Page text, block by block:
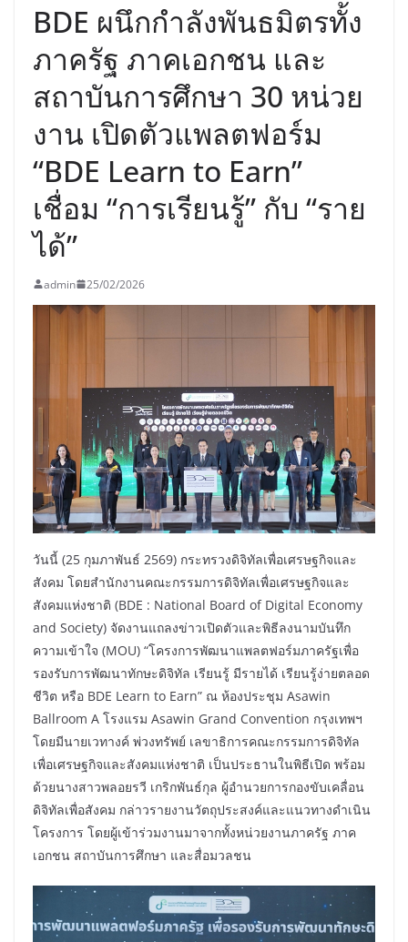
BDE ผนึกกำลังพันธมิตรทั้ง
ภาครัฐ ภาคเอกชน และ
สถาบันการศึกษา 30 หน่วย
งาน เปิดตัวแพลตฟอร์ม
“BDE Learn to Earn”
เชื่อม “การเรียนรู้” กับ “ราย
ได้”
admin 25/02/2026
วันนี้ (25 กุมภาพันธ์ 2569) กระทรวงดิจิทัลเพื่อเศรษฐกิจและ
สังคม โดยสำนักงานคณะกรรมการดิจิทัลเพื่อเศรษฐกิจและ
สังคมแห่งชาติ (BDE : National Board of Digital Economy
and Society) จัดงานแถลงข่าวเปิดตัวและพิธีลงนามบันทึก
ความเข้าใจ (MOU) “โครงการพัฒนาแพลตฟอร์มภาครัฐเพื่อ
รองรับการพัฒนาทักษะดิจิทัล เรียนรู้ มีรายได้ เรียนรู้ง่ายตลอด
ชีวิต หรือ BDE Learn to Earn” ณ ห้องประชุม Asawin
Ballroom A โรงแรม Asawin Grand Convention กรุงเทพฯ
โดยมีนายเวทางค์ พ่วงทรัพย์ เลขาธิการคณะกรรมการดิจิทัล
เพื่อเศรษฐกิจและสังคมแห่งชาติ เป็นประธานในพิธีเปิด พร้อม
ด้วยนางสาวพลอยรวี เกริกพันธ์กุล ผู้อำนวยการกองขับเคลื่อน
ดิจิทัลเพื่อสังคม กล่าวรายงานวัตถุประสงค์และแนวทางดำเนิน
โครงการ โดยผู้เข้าร่วมงานมาจากทั้งหน่วยงานภาครัฐ ภาค
เอกชน สถาบันการศึกษา และสื่อมวลชน